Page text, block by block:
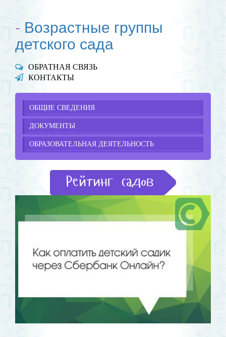
- Возрастные группы
детского сада
ОБРАТНАЯ СВЯЗЬ
КОНТАКТЫ
ОБЩИЕ СВЕДЕНИЯ
ДОКУМЕНТЫ
ОБРАЗОВАТЕЛЬНАЯ ДЕЯТЕЛЬНОСТЬ
Рейтинг садов